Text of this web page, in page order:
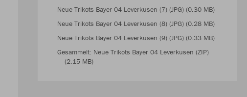
Neue Trikots Bayer 04 Leverkusen (7) (JPG) (0.30 MB)
Neue Trikots Bayer 04 Leverkusen (8) (JPG) (0.28 MB)
Neue Trikots Bayer 04 Leverkusen (9) (JPG) (0.33 MB)
Gesammelt: Neue Trikots Bayer 04 Leverkusen (ZIP)
(2.15 MB)